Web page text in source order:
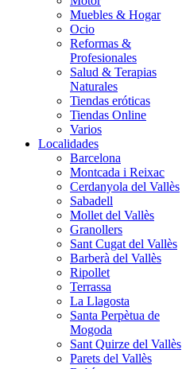
Muebles & Hogar
Ocio
Reformas &
Profesionales
Salud & Terapias
Naturales
Tiendas eróticas
Tiendas Online
Varios
Localidades
Barcelona
Montcada i Reixac
Cerdanyola del Vallès
Sabadell
Mollet del Vallès
Granollers
Sant Cugat del Vallès
Barberà del Vallès
Ripollet
Terrassa
La Llagosta
Santa Perpètua de
Mogoda
Sant Quirze del Vallès
Parets del Vallès